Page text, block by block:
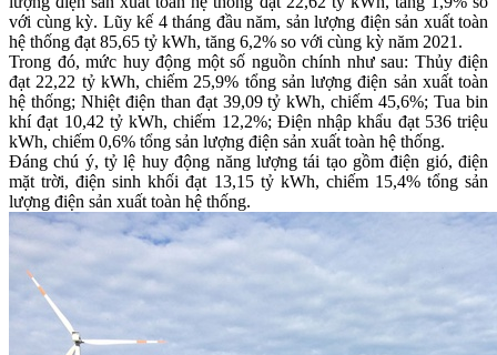
với cùng kỳ. Lũy kế 4 tháng đầu năm, sản lượng điện sản xuất toàn
hệ thống đạt 85,65 tỷ kWh, tăng 6,2% so với cùng kỳ năm 2021.
Trong đó, mức huy động một số nguồn chính như sau: Thủy điện
đạt 22,22 tỷ kWh, chiếm 25,9% tổng sản lượng điện sản xuất toàn
hệ thống; Nhiệt điện than đạt 39,09 tỷ kWh, chiếm 45,6%; Tua bin
khí đạt 10,42 tỷ kWh, chiếm 12,2%; Điện nhập khẩu đạt 536 triệu
kWh, chiếm 0,6% tổng sản lượng điện sản xuất toàn hệ thống.
Đáng chú ý, tỷ lệ huy động năng lượng tái tạo gồm điện gió, điện
mặt trời, điện sinh khối đạt 13,15 tỷ kWh, chiếm 15,4% tổng sản
lượng điện sản xuất toàn hệ thống.